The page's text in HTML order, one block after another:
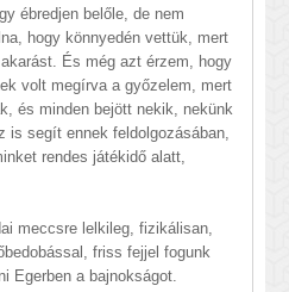
ébredjen belőle, de nem
hogy könnyedén vettük, mert
És még azt érzem, hogy
volt megírva a győzelem, mert
és minden bejött nekik, nekünk
is segít ennek feldolgozásában,
rendes játékidő alatt,
meccsre lelkileg, fizikálisan,
friss fejjel fogunk
Egerben a bajnokságot.